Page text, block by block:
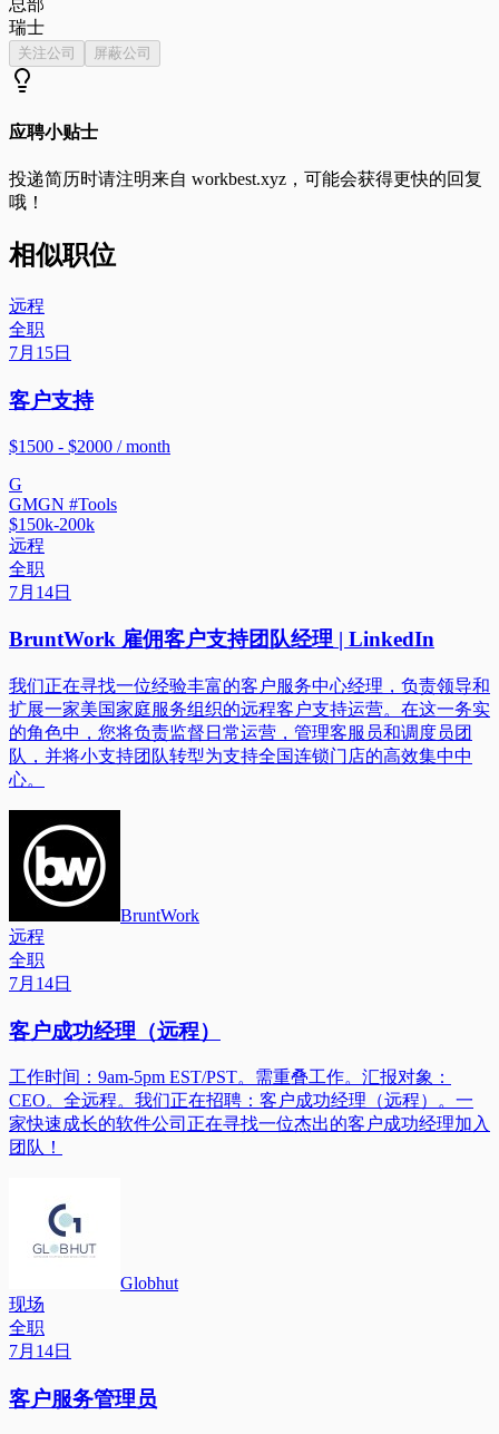
瑞士
关注公司 屏蔽公司
应聘小贴士
投递简历时请注明来自 workbest.xyz ，可能会获得更快的回复
哦！
相似职位
远程
全职
7月15日
客户支持
$1500 - $2000 / month
G
GMGN #Tools
$150k-200k
远程
全职
7月14日
BruntWork 雇佣客户支持团队经理 | LinkedIn
我们正在寻找一位经验丰富的客户服务中心经理，负责领导和
扩展一家美国家庭服务组织的远程客户支持运营。在这一务实
的角色中，您将负责监督日常运营，管理客服员和调度员团
队，并将小支持团队转型为支持全国连锁门店的高效集中中
心。
BruntWork
远程
全职
7月14日
客户成功经理（远程）
工作时间：9am-5pm EST/PST。需重叠工作。汇报对象：
CEO。全远程。我们正在招聘：客户成功经理（远程）。一
家快速成长的软件公司正在寻找一位杰出的客户成功经理加入
团队！
Globhut
现场
全职
7月14日
客户服务管理员